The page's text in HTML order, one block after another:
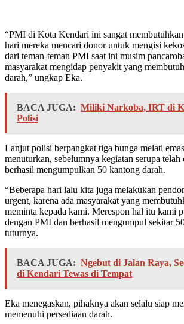
“PMI di Kota Kendari ini sangat
hari mereka mencari donor untuk mengisi
dari teman-teman PMI saat ini musim
masyarakat mengidap penyakit yang
darah,” ungkap Eka.
BACA JUGA: Miliki Narkoba, IRT di
Polisi
Lanjut polisi berpangkat tiga bunga melati
menuturkan, sebelumnya kegiatan serupa
berhasil mengumpulkan 50 kantong darah.
“Beberapa hari lalu kita juga melakukan
urgent, karena ada masyarakat yang
meminta kepada kami. Merespon hal itu kami
dengan PMI dan berhasil mengumpul sekitar
tuturnya.
BACA JUGA: Ngebut di Jalan Raya,
di Kendari Tewas di Tempat
Eka menegaskan, pihaknya akan selalu siap
memenuhi persediaan darah.